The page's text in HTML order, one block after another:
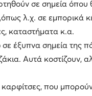
σε σημεία όπου
λ.χ. σε εμπορικά
καταστήματα κ.α.
έξυπνα σημεία της
Αυτά κοστίζουν,
καρφίτσες, που